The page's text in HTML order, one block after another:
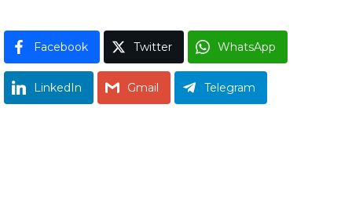
Facebook Twitter WhatsApp
LinkedIn Gmail Telegram